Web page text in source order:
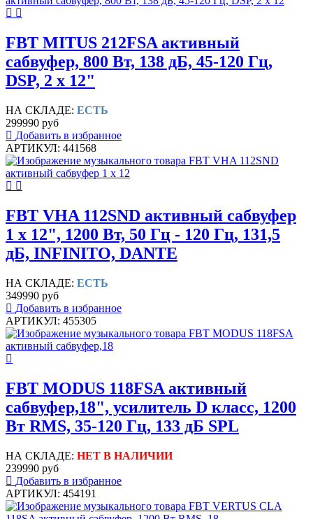
FBT MITUS 212FSA активный
сабвуфер, 800 Вт, 138 дБ, 45-120 Гц,
DSP, 2 x 12"
НА СКЛАДЕ: ЕСТЬ
299990 руб
Добавить в избранное
АРТИКУЛ: 441568
FBT VHA 112SND активный сабвуфер
1 х 12", 1200 Вт, 50 Гц - 120 Гц, 131,5
дБ, INFINITO, DANTE
НА СКЛАДЕ: ЕСТЬ
349990 руб
Добавить в избранное
АРТИКУЛ: 455305
FBT MODUS 118FSA активный
сабвуфер,18", усилитель D класс, 1200
Вт RMS, 35-120 Гц, 133 дБ SPL
НА СКЛАДЕ: НЕТ В НАЛИЧИИ
239990 руб
Добавить в избранное
АРТИКУЛ: 454191